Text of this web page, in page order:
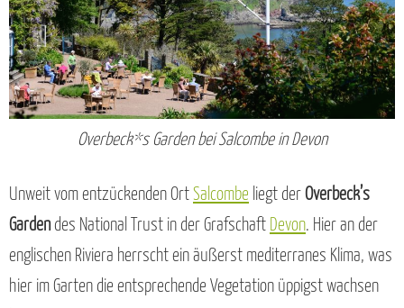
Overbeck*s Garden bei Salcombe in Devon
Unweit vom entzückenden Ort Salcombe liegt der Overbeck’s
Gardendes National Trust in der Grafschaft Devon. Hier an der
englischen Riviera herrscht ein äußerst mediterranes Klima, was
hier im Garten die entsprechende Vegetation üppigst wachsen